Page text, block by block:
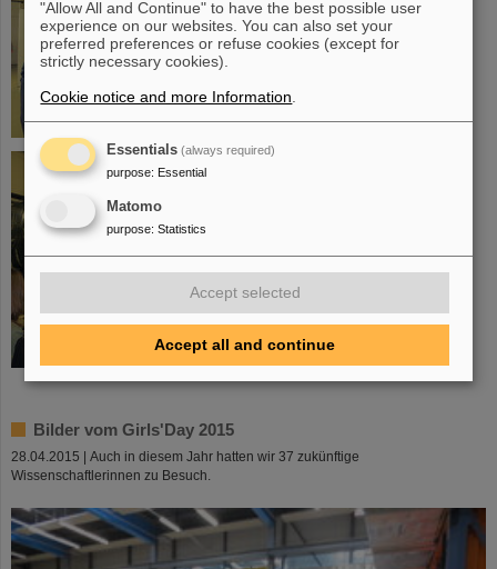
Bilder vom Girls'Day 2015
28.04.2015 | Auch in diesem Jahr hatten wir 37 zukünftige
Wissenschaftlerinnen zu Besuch.
"Allow All and Continue" to have the best possible user
experience on our websites. You can also set your
preferred preferences or refuse cookies (except for
strictly necessary cookies).
Cookie notice and more Information
Essentials (always required)
purpose: Essential
Matomo
purpose: Statistics
Accept selected
Accept all and continue